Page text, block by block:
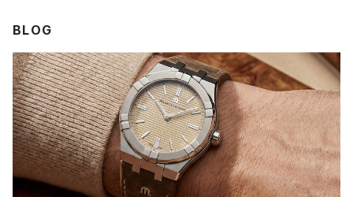
BLOG